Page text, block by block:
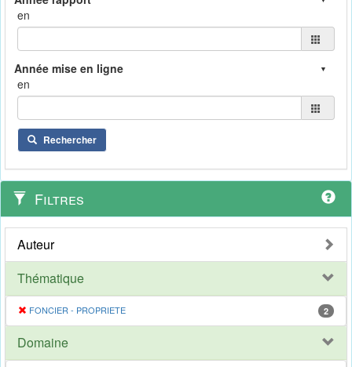
en
en
Rechercher
Filtres
Auteur
Thématique
FONCIER - PROPRIETE 2
Domaine